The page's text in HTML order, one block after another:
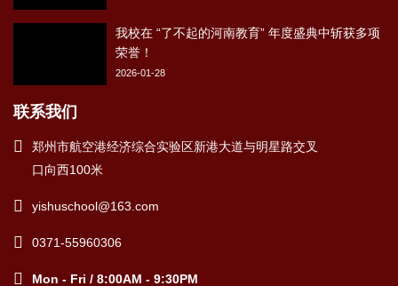
我校在 “了不起的河南教育” 年度盛典中斩获多项
荣誉！
2026-01-28
联系我们
郑州市航空港经济综合实验区新港大道与明星路交叉
口向西100米
yishuschool@163.com
0371-55960306
Mon - Fri / 8:00AM - 9:30PM